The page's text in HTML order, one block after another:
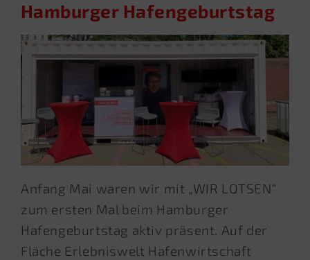
Hamburger Hafengeburtstag
Anfang Mai waren wir mit „WIR LOTSEN“
zum ersten Mal beim Hamburger
Hafengeburtstag aktiv präsent. Auf der
Fläche Erlebniswelt Hafenwirtschaft